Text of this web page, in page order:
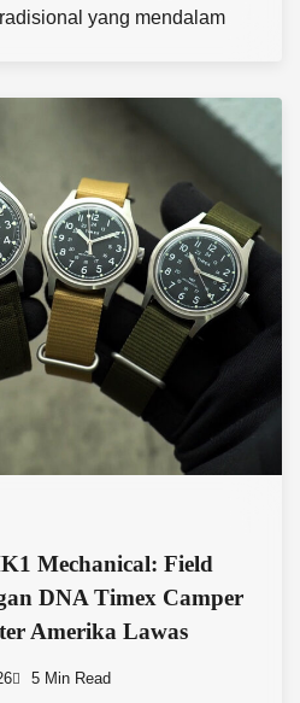
yang mendalam
Mechanical: Field
DNA Timex Camper
Amerika Lawas
5 Min Read